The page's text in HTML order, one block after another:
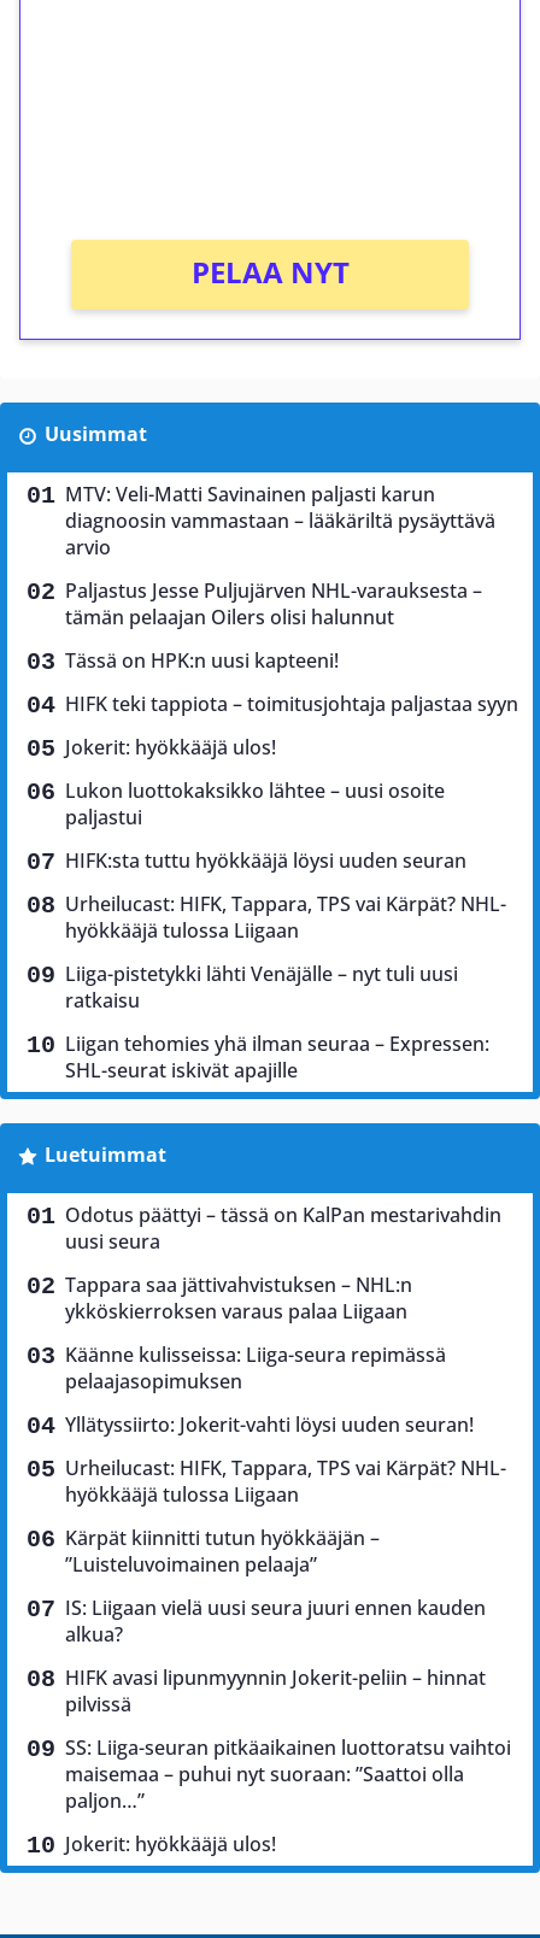
PELAA NYT
Uusimmat
MTV: Veli-Matti Savinainen paljasti karun
diagnoosin vammastaan – lääkäriltä pysäyttävä
arvio
Paljastus Jesse Puljujärven NHL-varauksesta –
tämän pelaajan Oilers olisi halunnut
Tässä on HPK:n uusi kapteeni!
HIFK teki tappiota – toimitusjohtaja paljastaa syyn
Jokerit: hyökkääjä ulos!
Lukon luottokaksikko lähtee – uusi osoite
paljastui
HIFK:sta tuttu hyökkääjä löysi uuden seuran
Urheilucast: HIFK, Tappara, TPS vai Kärpät? NHL-
hyökkääjä tulossa Liigaan
Liiga-pistetykki lähti Venäjälle – nyt tuli uusi
ratkaisu
Liigan tehomies yhä ilman seuraa – Expressen:
SHL-seurat iskivät apajille
Luetuimmat
Odotus päättyi – tässä on KalPan mestarivahdin
uusi seura
Tappara saa jättivahvistuksen – NHL:n
ykköskierroksen varaus palaa Liigaan
Käänne kulisseissa: Liiga-seura repimässä
pelaajasopimuksen
Yllätyssiirto: Jokerit-vahti löysi uuden seuran!
Urheilucast: HIFK, Tappara, TPS vai Kärpät? NHL-
hyökkääjä tulossa Liigaan
Kärpät kiinnitti tutun hyökkääjän –
”Luisteluvoimainen pelaaja”
IS: Liigaan vielä uusi seura juuri ennen kauden
alkua?
HIFK avasi lipunmyynnin Jokerit-peliin – hinnat
pilvissä
SS: Liiga-seuran pitkäaikainen luottoratsu vaihtoi
maisemaa – puhui nyt suoraan: ”Saattoi olla
paljon…”
Jokerit: hyökkääjä ulos!